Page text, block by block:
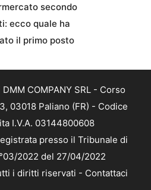
secondo
ecco quale ha
il primo posto
COMPANY SRL - Corso
03018 Paliano (FR) - Codice
I.V.A. 03144800608
presso il Tribunale di
2022 del 27/04/2022
i diritti riservati - Contattaci